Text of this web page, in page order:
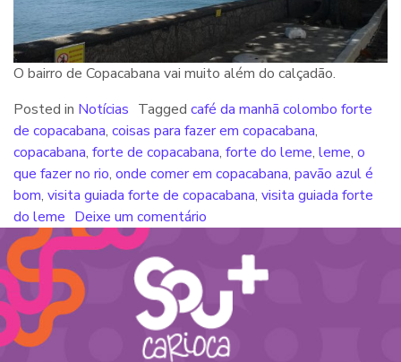
O bairro de Copacabana vai muito além do calçadão.
Posted in Notícias Tagged café da manhã colombo forte
de copacabana, coisas para fazer em copacabana,
copacabana, forte de copacabana, forte do leme, leme, o
que fazer no rio, onde comer em copacabana, pavão azul é
bom, visita guiada forte de copacabana, visita guiada forte
do leme Deixe um comentário